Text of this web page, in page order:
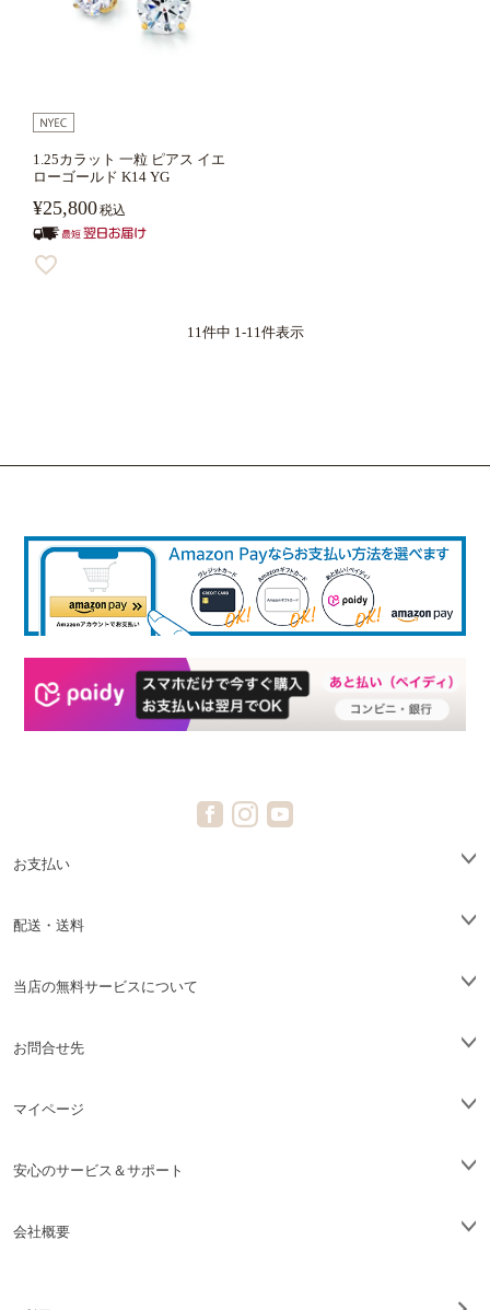
1.25カラット 一粒 ピアス イエ
ローゴールド K14 YG
¥25,800税込
11 件中 1 -11 件表示
お支払い
配送・送料
当店の無料サービスについて
お問合せ先
マイページ
安心のサービス＆サポート
会社概要